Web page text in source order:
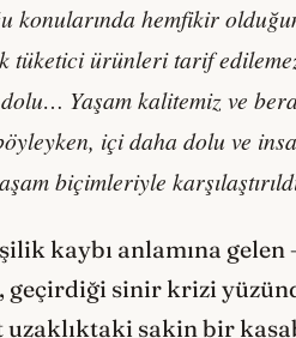
konularında hemfikir
tüketici ürünleri tarif
Yaşam kalitemiz ve
içi daha dolu ve
biçimleriyle
kaybı anlamına gelen
geçirdiği sinir krizi
uzaklıktaki sakin bir